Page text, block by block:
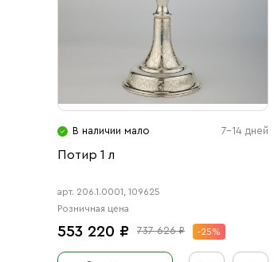
В наличии мало 7-14 дней
Потир 1 л
арт. 206.1.0001, 109625
Розничная цена
553 220 ₽ 737 626 ₽ -25%